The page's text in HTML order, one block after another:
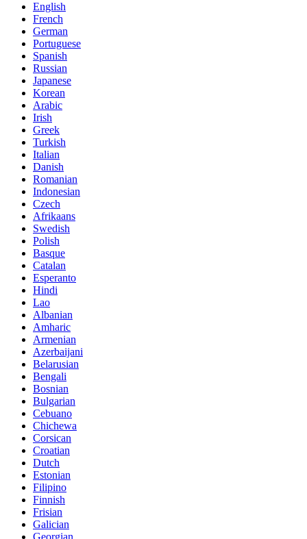
English
French
German
Portuguese
Spanish
Russian
Japanese
Korean
Arabic
Irish
Greek
Turkish
Italian
Danish
Romanian
Indonesian
Czech
Afrikaans
Swedish
Polish
Basque
Catalan
Esperanto
Hindi
Lao
Albanian
Amharic
Armenian
Azerbaijani
Belarusian
Bengali
Bosnian
Bulgarian
Cebuano
Chichewa
Corsican
Croatian
Dutch
Estonian
Filipino
Finnish
Frisian
Galician